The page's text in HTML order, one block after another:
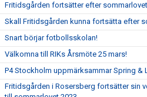
Fritidsgården fortsätter efter sommarlovet
Skall Fritidsgården kunna fortsätta efter
Snart börjar fotbollsskolan!
Välkomna till RIKs Årsmöte 25 mars!
P4 Stockholm uppmärksammar Spring &
Fritidsgården i Rosersberg fortsätter sin